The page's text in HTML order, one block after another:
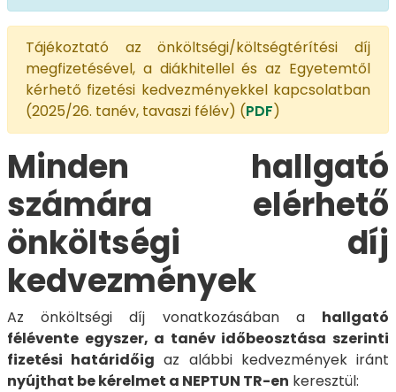
Tájékoztató az önköltségi/költségtérítési díj
megfizetésével, a diákhitellel és az Egyetemtől
kérhető fizetési kedvezményekkel kapcsolatban
(2025/26. tanév, tavaszi félév) (PDF)
Minden hallgató
számára elérhető
önköltségi díj
kedvezmények
Az önköltségi díj vonatkozásában a hallgató
félévente egyszer, a tanév időbeosztása szerinti
fizetési határidőig az alábbi kedvezmények iránt
nyújthat be kérelmet a NEPTUN TR-en keresztül: